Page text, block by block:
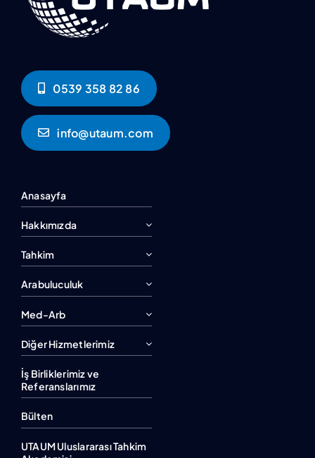
0539 358 82 86
info@utaum.com
Anasayfa
Hakkımızda
Tahkim
Arabuluculuk
Med-Arb
Diğer Hizmetlerimiz
İş Birliklerimiz ve
Referanslarımız
Bülten
UTAUM Uluslararası Tahkim